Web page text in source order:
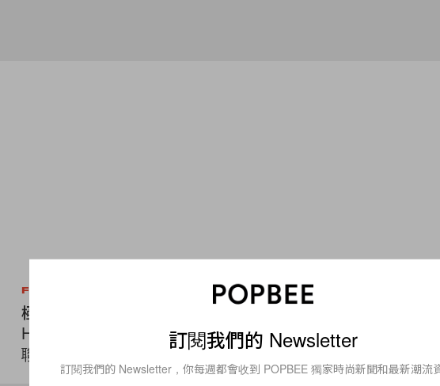
Fashion
極簡神級衣櫥始祖登場！
H&amp;M x WARDROBE.NYC
聯名，不用高昂預算也能擁有高
級剪裁
Fashion
McCartney x H&M 聯
次把經典穿回日常！
訂閱我們的 Newsletter
訂閱我們的 Newsletter，你每週都會收到 POPBEE 獨家時尚新聞和最新潮流